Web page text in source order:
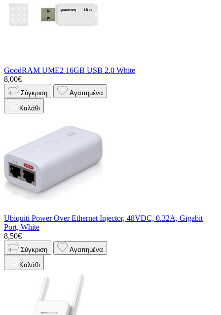
GoodRAM UME2 16GB USB 2.0 White
8,00€
Σύγκριση Αγαπημένα
Καλάθι
Ubiquiti Power Over Ethernet Injector, 48VDC, 0.32A, Gigabit
Port, White
8,50€
Σύγκριση Αγαπημένα
Καλάθι